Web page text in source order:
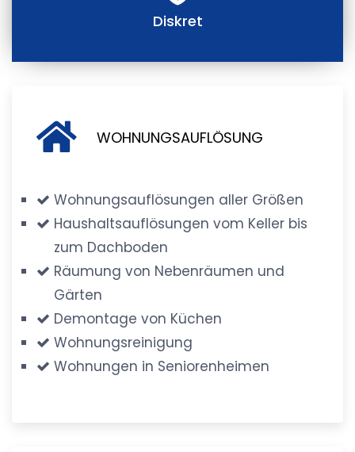
Diskret
WOHNUNGSAUFLÖSUNG
Wohnungsauflösungen aller Größen
Haushaltsauflösungen vom Keller bis
zum Dachboden
Räumung von Nebenräumen und
Gärten
Demontage von Küchen
Wohnungsreinigung
Wohnungen in Seniorenheimen